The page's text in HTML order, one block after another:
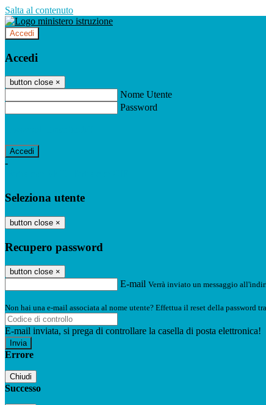
Salta al contenuto
Accedi
Accedi
button close ×
Nome Utente
Password
-
Seleziona utente
button close ×
Recupero password
button close ×
E-mail Verrà inviato un messaggio
Non hai una e-mail associata al nome utente? Effettua il reset della password
E-mail inviata, si prega di controllare la casella di posta elettronica!
Errore
Chiudi
Successo